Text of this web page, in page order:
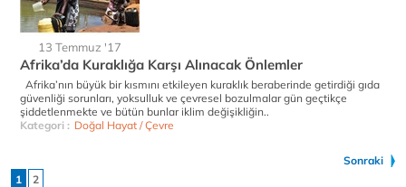
13 Temmuz '17
Afrika’da Kuraklığa Karşı Alınacak Önlemler
Afrika’nın büyük bir kısmını etkileyen kuraklık beraberinde getirdiği gıda
güvenliği sorunları, yoksulluk ve çevresel bozulmalar gün geçtikçe
şiddetlenmekte ve bütün bunlar iklim değişikliğin..
Kategori : Doğal Hayat / Çevre
Sonraki
1
2